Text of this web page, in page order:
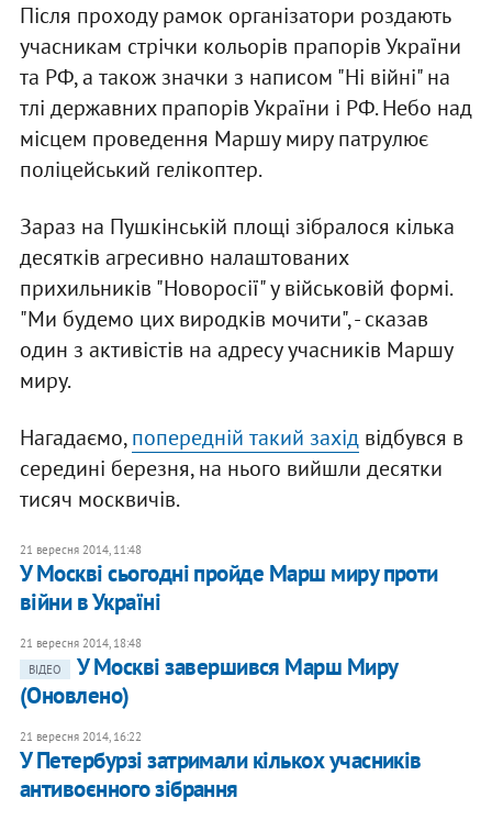
Після проходу рамок організатори роздають
учасникам стрічки кольорів прапорів України
та РФ, а також значки з написом "Ні війні" на
тлі державних прапорів України і РФ. Небо над
місцем проведення Маршу миру патрулює
поліцейський гелікоптер.
Зараз на Пушкінській площі зібралося кілька
десятків агресивно налаштованих
прихильників "Новоросії" у військовій формі.
"Ми будемо цих виродків мочити", - сказав
один з активістів на адресу учасників Маршу
миру.
Нагадаємо,попередній такий західвідбувся в
середині березня, на нього вийшли десятки
тисяч москвичів.
21 вересня 2014, 11:48
У Москві сьогодні пройде Марш миру проти
війни в Україні
21 вересня 2014, 18:48
ВІДЕО
У Москві завершився Марш Миру
(Оновлено)
21 вересня 2014, 16:22
У Петербурзі затримали кількох учасників
антивоєнного зібрання